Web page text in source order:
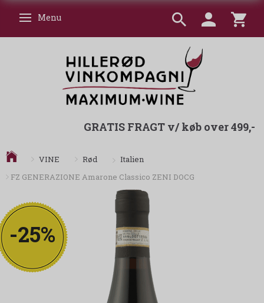
Skifte navigation
Menu
GRATIS FRAGT v/ køb over 499,-
VINE Rød
Italien
FZ GENERAZIONE Amarone Classico ZENI DOCG
-25%